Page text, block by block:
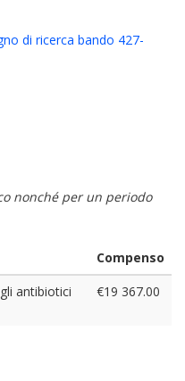
di ricerca bando 427-
nonché per un periodo
Compenso
antibiotici
€19 367.00